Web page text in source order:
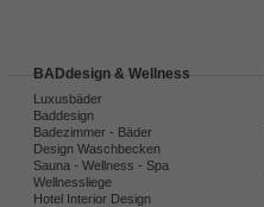
BADdesign & Wellness
Luxusbäder
Baddesign
Badezimmer - Bäder
Design Waschbecken
Sauna - Wellness - Spa
Wellnessliege
Hotel Interior Design